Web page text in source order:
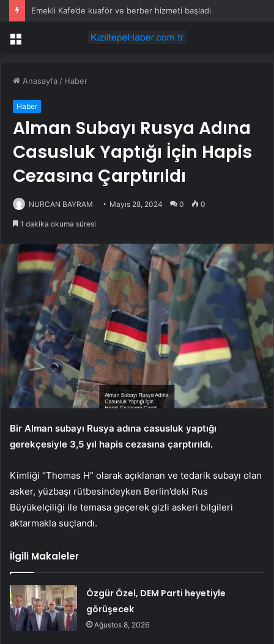
Emekli Kafe’de kuaför ve berber hizmeti başladı
Menü
Anasayfa / Haber
Haber
Alman Subayı Rusya Adına
Casusluk Yaptığı İçin Hapis
Cezasına Çarptırıldı
NURCAN BAYRAM Mayıs 28, 2024 0 0
1 dakika okuma süresi
Bir Alman subayı Rusya adına casusluk yaptığı
gerekçesiyle 3,5 yıl hapis cezasına çarptırıldı.
Kimliği “Thomas H” olarak açıklanan ve tedarik subayı olan
asker, yüzbaşı rütbesindeyken Berlin’deki Rus
Büyükelçiliği ile temasa geçerek gizli askeri bilgileri
aktarmakla suçlandı.
İlgili Makaleler
Özgür Özel, DEM Parti heyetiyle
görüşecek
Ağustos 8, 2026